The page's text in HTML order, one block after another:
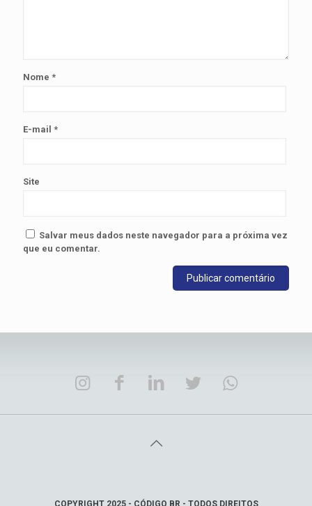
Nome *
E-mail *
Site
Salvar meus dados neste navegador para a próxima vez
que eu comentar.
COPYRIGHT 2025 - CÓDIGO BR - TODOS DIREITOS